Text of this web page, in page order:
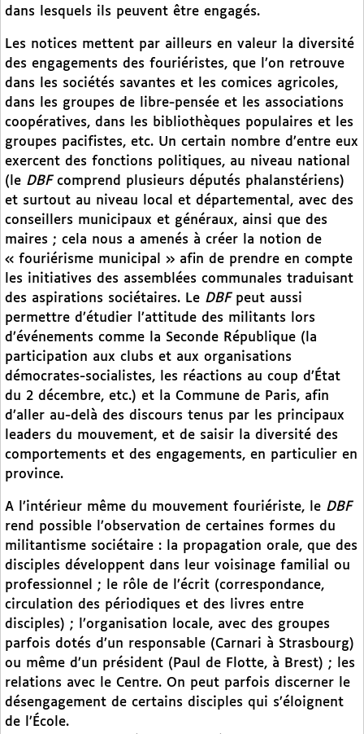
dans lesquels ils peuvent être engagés.
Les notices mettent par ailleurs en valeur la diversité
des engagements des fouriéristes, que l’on retrouve
dans les sociétés savantes et les comices agricoles,
dans les groupes de libre-pensée et les associations
coopératives, dans les bibliothèques populaires et les
groupes pacifistes, etc. Un certain nombre d’entre eux
exercent des fonctions politiques, au niveau national
(le DBF comprend plusieurs députés phalanstériens)
et surtout au niveau local et départemental, avec des
conseillers municipaux et généraux, ainsi que des
maires ; cela nous a amenés à créer la notion de
« fouriérisme municipal » afin de prendre en compte
les initiatives des assemblées communales traduisant
des aspirations sociétaires. Le DBFpeut aussi
permettre d’étudier l’attitude des militants lors
d’événements comme la Seconde République (la
participation aux clubs et aux organisations
démocrates-socialistes, les réactions au coup d’État
du 2 décembre, etc.) et la Commune de Paris, afin
d’aller au-delà des discours tenus par les principaux
leaders du mouvement, et de saisir la diversité des
comportements et des engagements, en particulier en
province.
A l’intérieur même du mouvement fouriériste, le DBF
rend possible l’observation de certaines formes du
militantisme sociétaire : la propagation orale, que des
disciples développent dans leur voisinage familial ou
professionnel ; le rôle de l’écrit (correspondance,
circulation des périodiques et des livres entre
disciples) ; l’organisation locale, avec des groupes
parfois dotés d’un responsable (Carnari à Strasbourg)
ou même d’un président (Paul de Flotte, à Brest) ; les
relations avec le Centre. On peut parfois discerner le
désengagement de certains disciples qui s’éloignent
de l’École.